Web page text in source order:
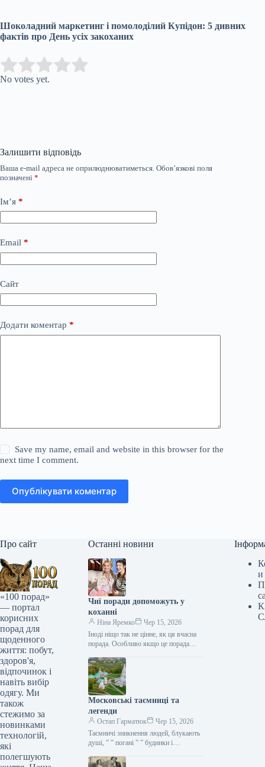
Шоколадний маркетинг і помолоділий Купідон: 5 дивних
фактів про День усіх закоханих
Rate this item:
No votes yet.
Залишити відповідь
Ваша e-mail адреса не оприлюднюватиметься. Обов’язкові поля
позначені *
Ім’я *
Email *
Сайт
Додати коментар *
Save my name, email and website in this browser for the
next time I comment.
Опублікувати коментар
Про сайт
«100 порад»
— портал
корисних
порад для
щоденного
життя: побут,
здоров'я,
відпочинок і
навіть вибір
одягу. Ми
також
стежимо за
новинками
технологій,
які
полегшують
Останні новини
Чиї поради допоможуть у
коханні
Ніна Яремко
Чер 15, 2026
Іноді ніщо так не цінне, як ця вчасна
порада. Особливо якщо це порада
косметолога, тренера, стиліста…
Московські таємниці та
легенди
Остап Гарматюк
Чер 15, 2026
Таємничі зникнення людей, блукають
душі, ” ” погані ” ” будинки і
Щоб…
и